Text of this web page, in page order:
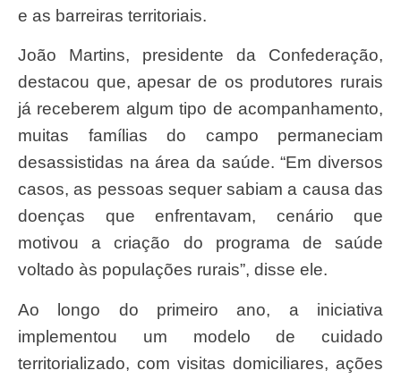
e as barreiras territoriais.
João Martins, presidente da Confederação,
destacou que, apesar de os produtores rurais
já receberem algum tipo de acompanhamento,
muitas famílias do campo permaneciam
desassistidas na área da saúde. “Em diversos
casos, as pessoas sequer sabiam a causa das
doenças que enfrentavam, cenário que
motivou a criação do programa de saúde
voltado às populações rurais”, disse ele.
Ao longo do primeiro ano, a iniciativa
implementou um modelo de cuidado
territorializado, com visitas domiciliares, ações